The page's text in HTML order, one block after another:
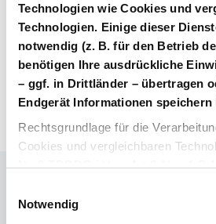
Technologien wie Cookies und
Technologien. Einige dieser
notwendig (z. B. für den Betrieb
benötigen Ihre ausdrückliche
– ggf. in Drittländer – übertragen
Endgerät Informationen speichern
Rechtsgrundlage für die
Cookies und vergleichbaren
Nr. 2 TDDDG i.V.m. Art 6 Abs. 1
Rechtsgrundlage für die
Notwendig
Benutzerkonto? Dann
direkt registrieren.
Login Arzneimittel
Ihr Ansprechpartner